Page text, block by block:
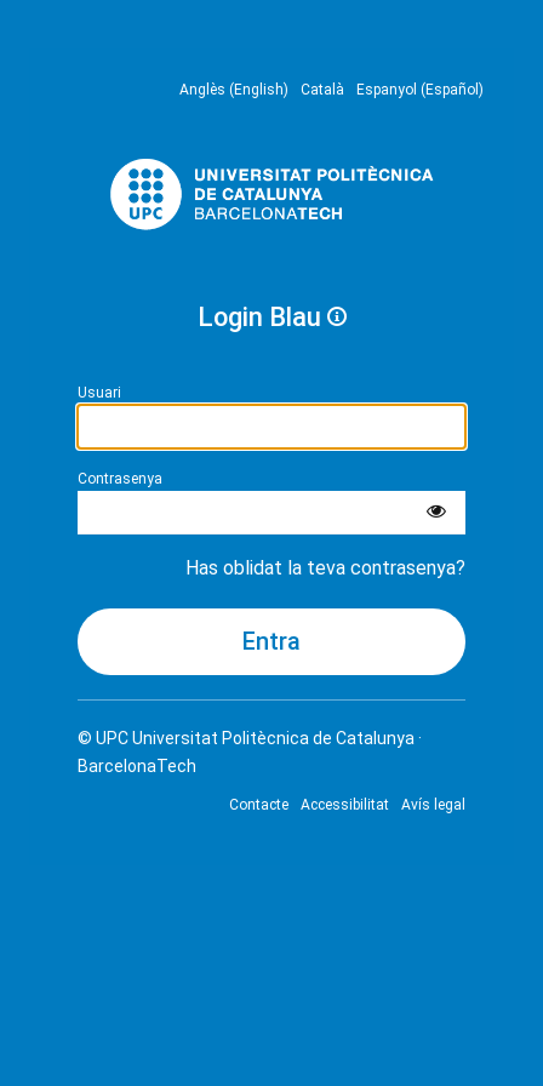
Anglès (English) Català Espanyol (Español)
Login Blau
Usuari
Contrasenya
Has oblidat la teva contrasenya?
© UPCUniversitat Politècnica de Catalunya ·
BarcelonaTech
Contacte Accessibilitat Avís legal